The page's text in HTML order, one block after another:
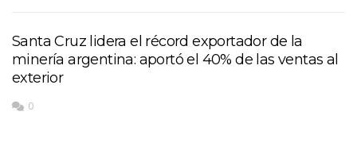
Santa Cruz lidera el récord exportador de la
minería argentina: aportó el 40% de las ventas al
exterior
0